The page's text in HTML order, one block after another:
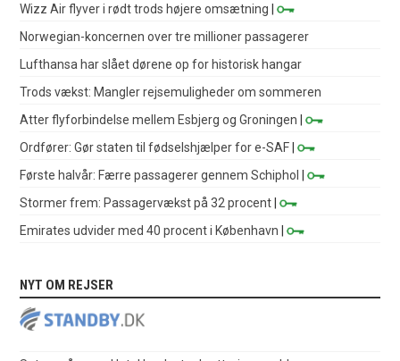
Wizz Air flyver i rødt trods højere omsætning |
Norwegian-koncernen over tre millioner passagerer
Lufthansa har slået dørene op for historisk hangar
Trods vækst: Mangler rejsemuligheder om sommeren
Atter flyforbindelse mellem Esbjerg og Groningen |
Ordfører: Gør staten til fødselshjælper for e-SAF |
Første halvår: Færre passagerer gennem Schiphol
|
Stormer frem: Passagervækst på 32 procent |
Emirates udvider med 40 procent i København |
NYT OM REJSER